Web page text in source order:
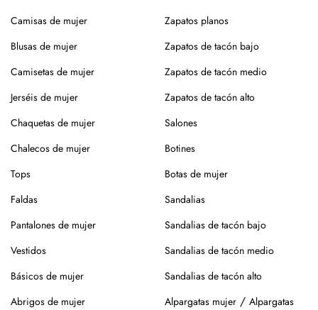
como piel o yute, que requieren cuidados específicos.
En el caso de la piel, pasar un cepillo para eliminar la
suciedad, limpiar con un paño ligeramente húmedo y
productos específicos para calzado de piel. Guarda en
lugar seco y con forma (relleno de papel o con horma),
alejados de fuentes de calor.
Para los modelos de yute, evita mojar la suela. En caso de
roce, usa un cepillo suave en seco.
Siempre es mejor guardarlos en su caja o funda de tela,
para que se conserven como el primer día.
Si tienes alguna duda, puedes consultarnos.
Camisas de mujer
Blusas de mujer
Camisetas de mujer
Jerséis de mujer
Chaquetas de mujer
Chalecos de mujer
Tops
Faldas
Pantalones de mujer
Vestidos
Básicos de mujer
Abrigos de mujer
Zapatos planos
Zapatos de tacón bajo
Zapatos de tacón medio
Zapatos de tacón alto
Salones
Botines
Botas de mujer
Sandalias
Sandalias de tacón bajo
Sandalias de tacón medio
Sandalias de tacón alto
Alpargatas mujer / Alpargatas